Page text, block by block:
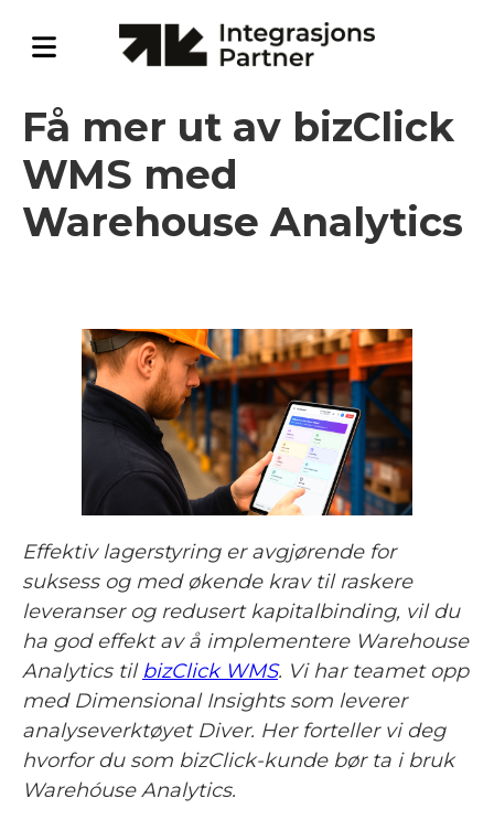
Få mer ut av bizClick
WMS med
Warehouse Analytics
Effektiv lagerstyring er avgjørende for
suksess og med økende krav til raskere
leveranser og redusert kapitalbinding, vil du
ha god effekt av å implementere Warehouse
Analytics tilbizClick WMS. Vi har teamet opp
med Dimensional Insights som leverer
analyseverktøyet Diver. Her forteller vi deg
hvorfor du som bizClick-kunde bør ta i bruk
Warehóuse Analytics.